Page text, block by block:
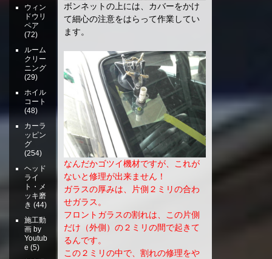
ボンネットの上には、カバーをかけ
て細心の注意をはらって作業してい
ます。
なんだかゴツイ機材ですが、これが
ないと修理が出来ません！
ガラスの厚みは、片側２ミリの合わ
せガラス。
フロントガラスの割れは、この片側
だけ（外側）の２ミリの間で起きて
るんです。
この２ミリの中で、割れの修理をや
ウィン
ドウリ
ペア
(72)
ルーム
クリー
ニング
(29)
ホイル
コート
(48)
カーラ
ッピン
グ
(254)
ヘッド
ライ
ト・メ
ッキ磨
き (44)
施工動
画 by
Youtub
e (5)